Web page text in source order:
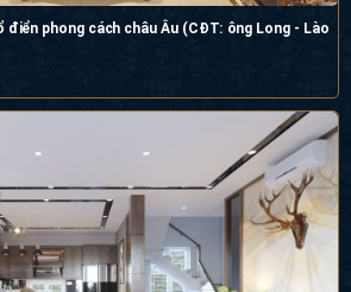
phong cách châu Âu (CĐT: ông Long - Lào